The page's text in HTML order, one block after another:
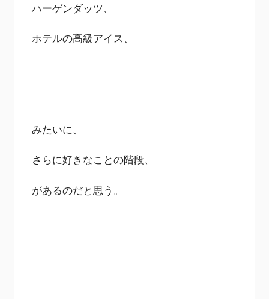
ハーゲンダッツ、
ホテルの高級アイス、
みたいに、
さらに好きなことの階段、
があるのだと思う。